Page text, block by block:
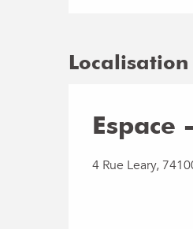
Localisation
4 Rue Leary,